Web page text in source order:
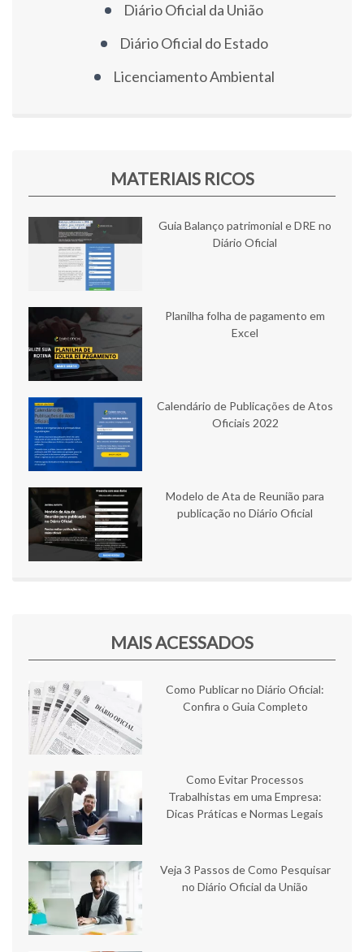
Diário Oficial da União
Diário Oficial do Estado
Licenciamento Ambiental
MATERIAIS RICOS
Guia Balanço patrimonial e DRE no
Diário Oficial
Planilha folha de pagamento em
Excel
Calendário de Publicações de Atos
Oficiais 2022
Modelo de Ata de Reunião para
publicação no Diário Oficial
MAIS ACESSADOS
Como Publicar no Diário Oficial:
Confira o Guia Completo
Como Evitar Processos
Trabalhistas em uma Empresa:
Dicas Práticas e Normas Legais
Veja 3 Passos de Como Pesquisar
no Diário Oficial da União